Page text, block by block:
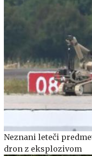
Neznani leteči
dron z eksplozivom